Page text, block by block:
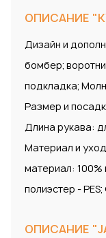
ОПИСАНИЕ
Дизайн и
бомбер;
подкладка;
Размер и
Длина рукава:
Материал и
материал: 100%
полиэстер -
ОПИСАНИЕ